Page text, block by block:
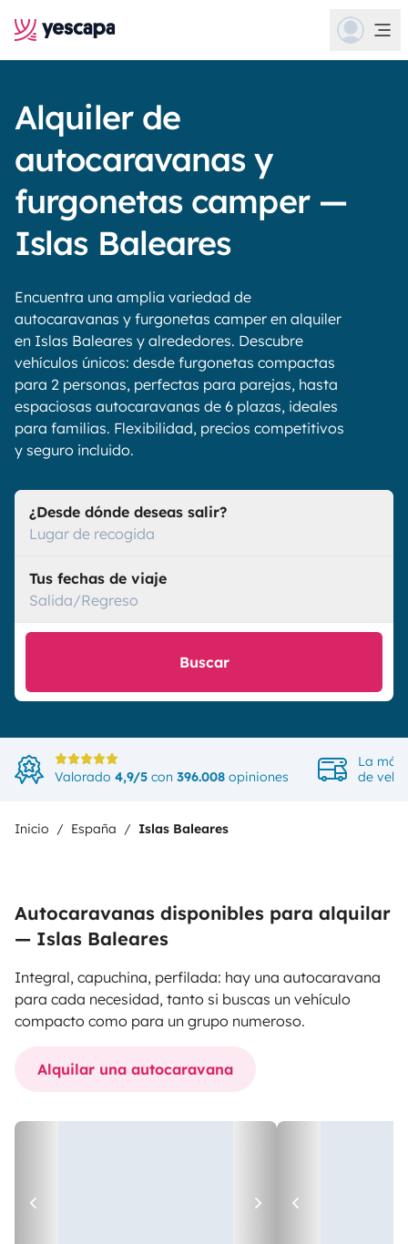
Alquiler de
autocaravanas y
furgonetas camper —
Islas Baleares
Encuentra una amplia variedad de
autocaravanas y furgonetas camper en alquiler
en Islas Baleares y alrededores. Descubre
vehículos únicos: desde furgonetas compactas
para 2 personas, perfectas para parejas, hasta
espaciosas autocaravanas de 6 plazas, ideales
para familias. Flexibilidad, precios competitivos
y seguro incluido.
¿Desde dónde deseas salir?
Lugar de recogida
Tus fechas de viaje
Salida/Regreso
Buscar
Valorado 4,9/5 con 396.008 opiniones
La
de
Inicio España Islas Baleares
Autocaravanas disponibles para alquilar
— Islas Baleares
Integral, capuchina, perfilada: hay una autocaravana
para cada necesidad, tanto si buscas un vehículo
compacto como para un grupo numeroso.
Alquilar una autocaravana